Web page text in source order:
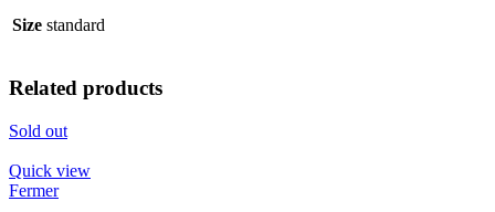
Size standard
Related products
Sold out
Quick view
Fermer